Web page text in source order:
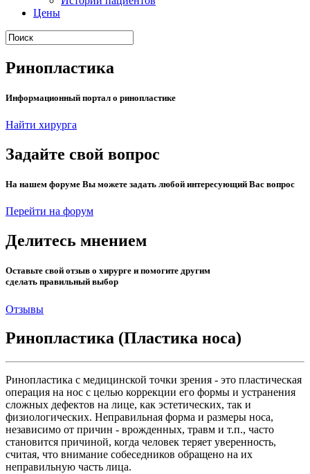
Цены
Ринопластика
Информационный портал о ринопластике
Найти хирурга
Задайте свой вопрос
На нашем форуме Вы можете задать любой интересующий Вас вопрос
Перейти на форум
Делитесь мнением
Оставьте свой отзыв о хирурге и помогите другим
сделать правильный выбор
Отзывы
Ринопластика (Пластика носа)
Ринопластика с медицинской точки зрения - это пластическая
операция на нос с целью коррекции его формы и устранения
сложных дефектов на лице, как эстетических, так и
физиологических. Неправильная форма и размеры носа,
независимо от причин - врожденных, травм и т.п., часто
становится причиной, когда человек теряет уверенность,
считая, что внимание собеседников обращено на их
неправильную часть лица.